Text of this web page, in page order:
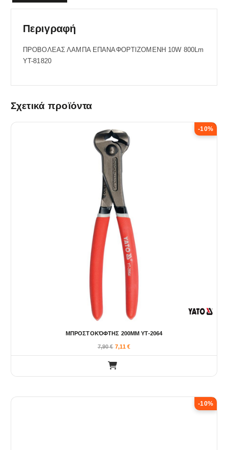
Περιγραφή
ΠΡΟΒΟΛΕΑΣ ΛΑΜΠΑ ΕΠΑΝΑΦΟΡΤΙΖΟΜΕΝΗ 10W 800Lm
YT-81820
Σχετικά προϊόντα
-10%
ΜΠΡΟΣΤΟΚΌΦΤΗΣ 200MM YT-2064
7,90€ 7,11€
-10%